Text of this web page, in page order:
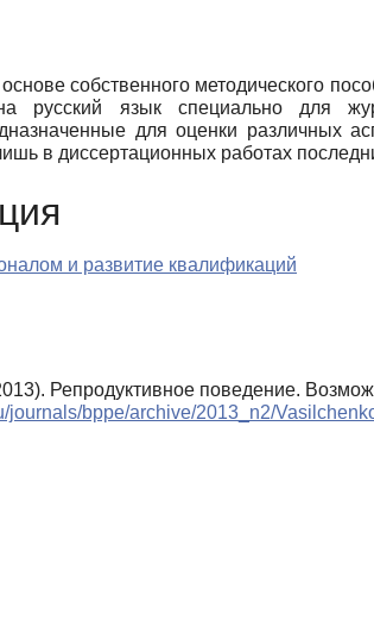
собственного методического
русский язык специально для
для оценки различных
в диссертационных работах
и развитие квалификаций
Репродуктивное поведение.
journals/bppe/archive/2013_n2/